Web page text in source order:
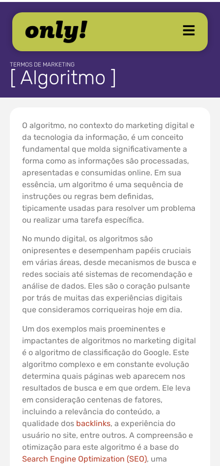
TERMOS DE MARKETING
[ Algoritmo ]
O algoritmo, no contexto do marketing digital e
da tecnologia da informação, é um conceito
fundamental que molda significativamente a
forma como as informações são processadas,
apresentadas e consumidas online. Em sua
essência, um algoritmo é uma sequência de
instruções ou regras bem definidas,
tipicamente usadas para resolver um problema
ou realizar uma tarefa específica.
No mundo digital, os algoritmos são
onipresentes e desempenham papéis cruciais
em várias áreas, desde mecanismos de busca e
redes sociais até sistemas de recomendação e
análise de dados. Eles são o coração pulsante
por trás de muitas das experiências digitais
que consideramos corriqueiras hoje em dia.
Um dos exemplos mais proeminentes e
impactantes de algoritmos no marketing digital
é o algoritmo de classificação do Google. Este
algoritmo complexo e em constante evolução
determina quais páginas web aparecem nos
resultados de busca e em que ordem. Ele leva
em consideração centenas de fatores,
incluindo a relevância do conteúdo, a
qualidade dos backlinks, a experiência do
usuário no site, entre outros. A compreensão e
otimização para este algoritmo é a base do
Search Engine Optimization (SEO), uma